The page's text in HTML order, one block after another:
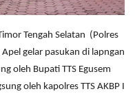
Tengah Selatan (Polres
gelar pasukan di lapngan
oleh Bupati TTS Egusem
oleh kapolres TTS AKBP I